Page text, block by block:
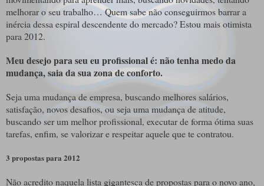
melhorar o seu trabalho… Quem sabe não conseguirmos barrar a
inércia dessa espiral descendente do mercado? Estou mais otimista
para 2012.
Meu desejo para seu eu profissional é: não tenha medo da
mudança, saia da sua zona de conforto.
Seja uma mudança de empresa, buscando melhores salários,
satisfação, novos desafios, ou seja uma mudança de atitude,
buscando ser um melhor profissional, executar de forma ótima suas
tarefas, enfim, se valorizar e respeitar aquele que te contratou.
3 propostas para 2012
Não acredito naquela lista gigantesca de propostas para o novo ano,